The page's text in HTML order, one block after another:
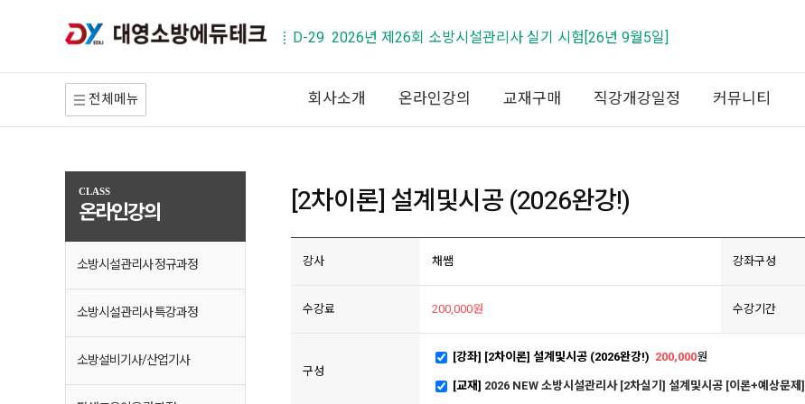
D-29 2026년 제26회 소방시설관리사 실기 시험[26년 9월5일]
전체메뉴 회사소개 온라인강의 교재구매 직강개강일정 커뮤니티
CLASS
온라인강의
소방시설관리사 정규과정
소방시설관리사 특강과정
소방설비기사/산업기사
[2차이론] 설계및시공 (2026완강!)
강사 채쌤 강좌구성
수강료 200,000원 수강기간
구성
[강좌] [2차이론] 설계및시공 (2026완강!) 200,000원
[교재] 2026 NEW 소방시설관리사 [2차실기] 설계및시공 [이론+예상문제]